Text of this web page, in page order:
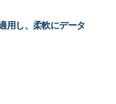
用し、柔軟にデータ